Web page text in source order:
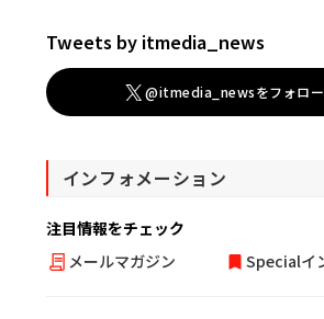
Tweets by itmedia_news
@itmedia_newsをフォロー
インフォメーション
注目情報をチェック
メールマガジン
Specialイ